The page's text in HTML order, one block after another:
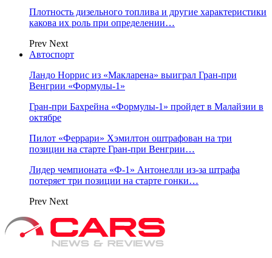
Плотность дизельного топлива и другие характеристики
какова их роль при определении…
Prev Next
Автоспорт
Ландо Норрис из «Макларена» выиграл Гран‑при
Венгрии «Формулы‑1»
Гран‑при Бахрейна «Формулы‑1» пройдет в Малайзии в
октябре
Пилот «Феррари» Хэмилтон оштрафован на три
позиции на старте Гран‑при Венгрии…
Лидер чемпионата «Ф‑1» Антонелли из‑за штрафа
потеряет три позиции на старте гонки…
Prev Next